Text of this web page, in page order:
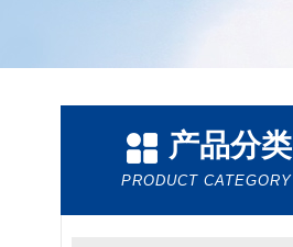
产品分类
PRODUCT CATEGORY